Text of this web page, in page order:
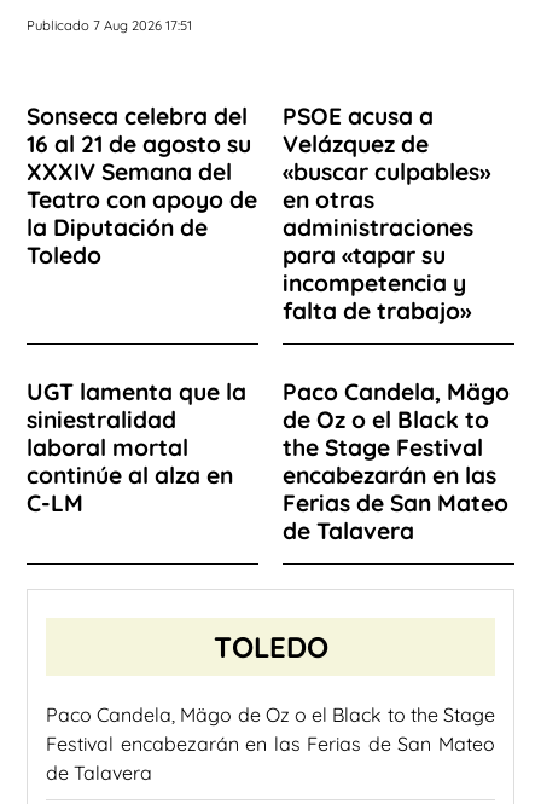
Publicado 7 Aug 2026 17:51
Sonseca celebra del
16 al 21 de agosto su
XXXIV Semana del
Teatro con apoyo de
la Diputación de
Toledo
PSOE acusa a
Velázquez de
«buscar culpables»
en otras
administraciones
para «tapar su
incompetencia y
falta de trabajo»
UGT lamenta que la
siniestralidad
laboral mortal
continúe al alza en
C-LM
Paco Candela, Mägo
de Oz o el Black to
the Stage Festival
encabezarán en las
Ferias de San Mateo
de Talavera
TOLEDO
Paco Candela, Mägo de Oz o el Black to the Stage
Festival encabezarán en las Ferias de San Mateo
de Talavera